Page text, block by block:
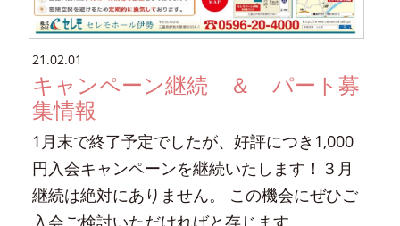
21.02.01
キャンペーン継続 ＆ パート募
集情報
1月末で終了予定でしたが、好評につき1,000
円入会キャンペーンを継続いたします！３月
継続は絶対にありません。 この機会にぜひご
入会ご検討いただければと存じます。